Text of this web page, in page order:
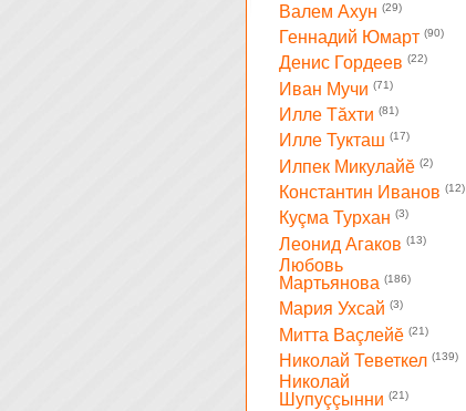
Валем Ахун (29)
Геннадий Юмарт (90)
Денис Гордеев (22)
Иван Мучи (71)
Илле Тăхти (81)
Илле Тукташ (17)
Илпек Микулайĕ (2)
Константин Иванов (12)
Куçма Турхан (3)
Леонид Агаков (13)
Любовь
Мартьянова (186)
Мария Ухсай (3)
Митта Ваçлейĕ (21)
Николай Теветкел (139)
Николай
Шупуççынни (21)